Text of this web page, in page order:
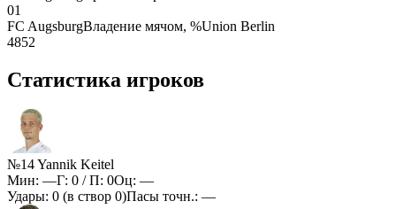
01
FC AugsburgВладение мячом, %Union Berlin
4852
Статистика игроков
№14 Yannik Keitel
Мин: —Г: 0 / П: 0Оц: —
Удары: 0 (в створ 0)Пасы точн.: —